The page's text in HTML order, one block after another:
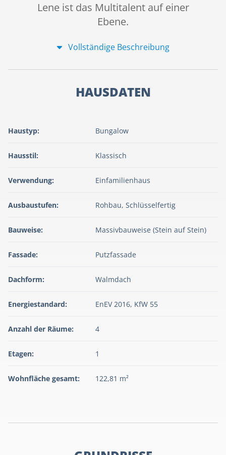
Lene ist das Multitalent auf einer
Ebene.
Vollständige Beschreibung
HAUSDATEN
Haustyp: Bungalow
Hausstil: Klassisch
Verwendung: Einfamilienhaus
Ausbaustufen: Rohbau, Schlüsselfertig
Bauweise: Massivbauweise (Stein auf Stein)
Fassade: Putzfassade
Dachform: Walmdach
Energiestandard: EnEV 2016, KfW 55
Anzahl der Räume: 4
Etagen: 1
Wohnfläche gesamt: 122,81 m²